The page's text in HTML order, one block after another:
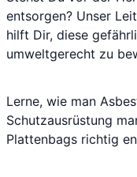
entsorgen? Unser
hilft Dir, diese
umweltgerecht zu
Lerne, wie man
Schutzausrüstung
Plattenbags richtig